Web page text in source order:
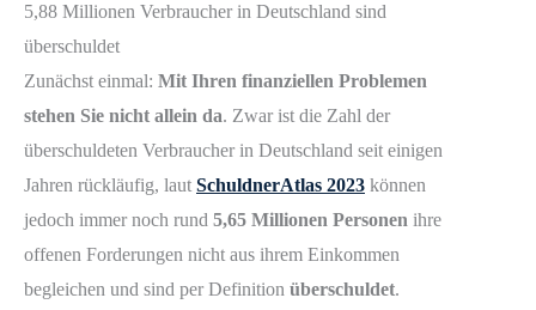
5,88 Millionen Verbraucher in Deutschland sind
überschuldet
Zunächst einmal: Mit Ihren finanziellen Problemen
stehen Sie nicht allein da. Zwar ist die Zahl der
überschuldeten Verbraucher in Deutschland seit einigen
Jahren rückläufig, laut SchuldnerAtlas 2023 können
jedoch immer noch rund 5,65 Millionen Personen ihre
offenen Forderungen nicht aus ihrem Einkommen
begleichen und sind per Definition überschuldet.